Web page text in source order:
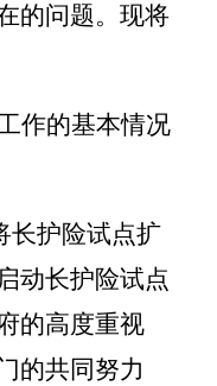
的问题。现将
作的基本情况
长护险试点扩
动长护险试点
的高度重视
的共同努力